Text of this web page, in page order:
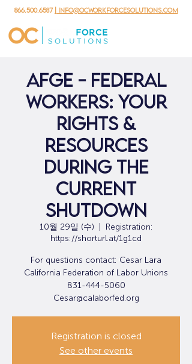
866.500.6587 | info@ocworkforcesolutions.com
AFGE - Federal
Workers: Your
Rights &
Resources
During the
Current
Shutdown
10월 29일 (수)
Registration:
https://shorturl.at/1g1cd
For questions contact: Cesar Lara
California Federation of Labor Unions
831-444-5060
Registration is closed
See other events